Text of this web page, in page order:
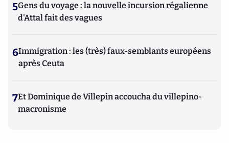
5Gens du voyage : la nouvelle incursion régalienne
d'Attal fait des vagues
6Immigration : les (très) faux-semblants européens
après Ceuta
7Et Dominique de Villepin accoucha du villepino-
macronisme